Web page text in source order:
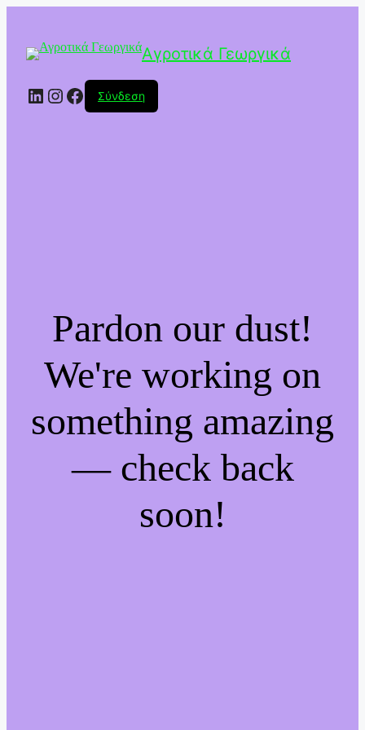
Αγροτικά Γεωργικά
Linkedin
Instagram
Facebook
Σύνδεση
Pardon our dust!
We're working on
something amazing
— check back
soon!